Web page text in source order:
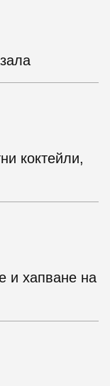
коктейли,
и хапване на